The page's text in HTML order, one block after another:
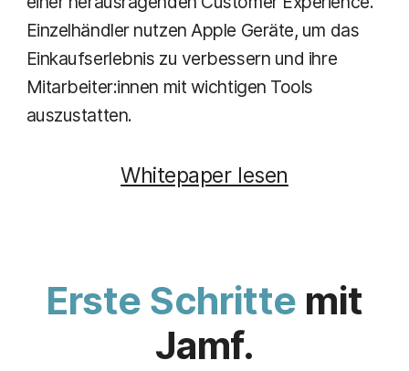
Einzelhändler nutzen Apple Geräte, um das
Einkaufserlebnis zu verbessern und ihre
Mitarbeiter:innen mit wichtigen Tools
auszustatten.
Whitepaper lesen
Erste Schritte mit
Jamf.